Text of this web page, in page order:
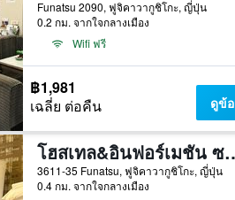
Funatsu 2090, ฟูจิคาวากูชิโกะ, ญี่ปุ่น
0.2 กม. จากใจกลางเมือง
Wifi ฟรี
฿1,981
เฉลี่ย ต่อคืน ดูข้
โฮสเทล&อิ
3611-35 Funatsu, ฟูจิคาวากูชิโกะ, ญี่ปุ่น
0.4 กม. จากใจกลางเมือง